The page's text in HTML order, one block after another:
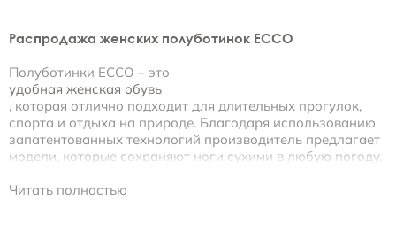
Распродажа женских полуботинок ECCO
Полуботинки ECCO – это
удобная женская обувь
, которая отлично подходит для длительных прогулок,
спорта и отдыха на природе. Благодаря использованию
запатентованных технологий производитель предлагает
модели, которые сохраняют ноги сухими в любую погоду.
Купить женскую обувь со скидкой
Читать полностью